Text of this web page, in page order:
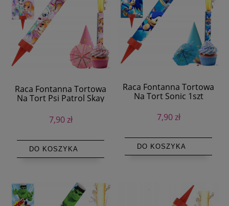
Raca Fontanna Tortowa
Na Tort Psi Patrol Skay
7,90 zł
DO KOSZYKA
Raca Fontanna Tortowa
Na Tort Sonic 1szt
7,90 zł
DO KOSZYKA